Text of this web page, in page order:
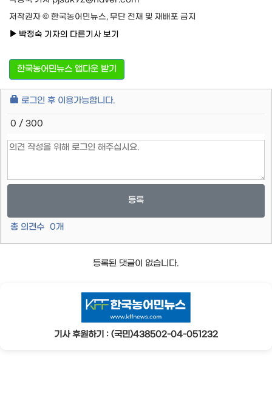
저작권자 © 한국농어민뉴스, 무단 전재 및 재배포 금지
박정숙 기자의 다른기사 보기
한국농어민뉴스 앱다운 받기
로그인 후 이용가능합니다.
0 / 300
등록
총 의견수 0개
등록된 댓글이 없습니다.
기사 후원하기 : (국민)438502-04-051232